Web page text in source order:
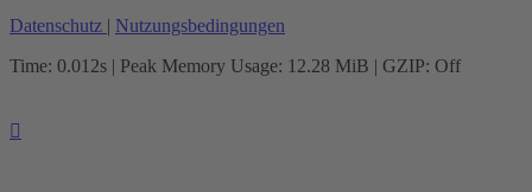
Datenschutz | Nutzungsbedingungen
Time: 0.012s | Peak Memory Usage: 12.28 MiB | GZIP: Off